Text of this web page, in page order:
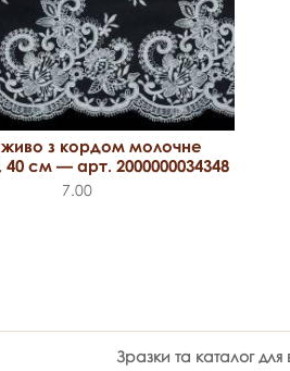
з кордом молочне
см — арт. 2000000034348
7.00
Зразки та каталог для